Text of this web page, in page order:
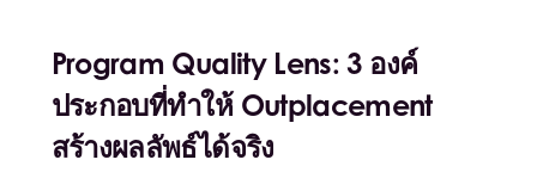
Program Quality Lens: 3 องค์
ประกอบที่ทำให้ Outplacement
สร้างผลลัพธ์ได้จริง